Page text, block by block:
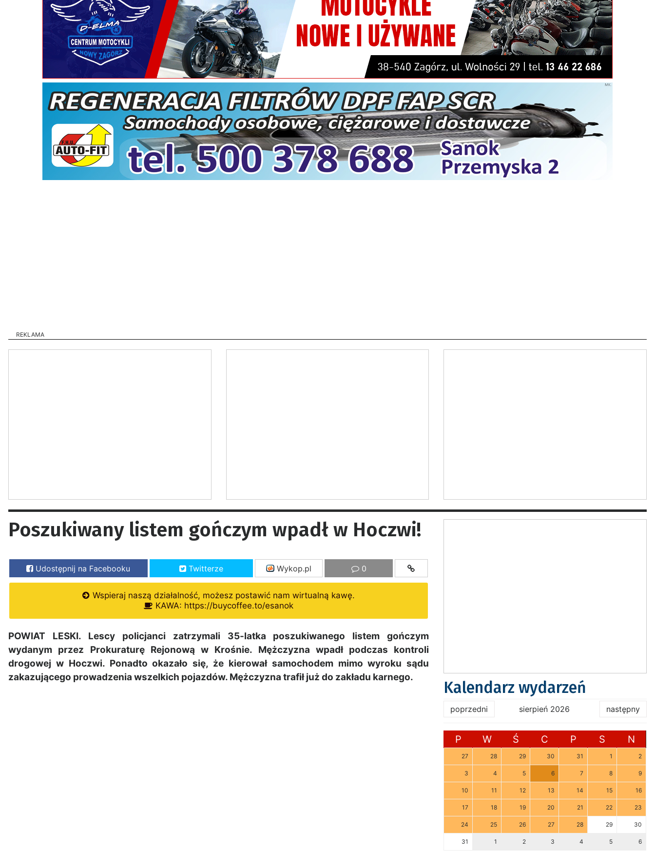
REKLAMA
Poszukiwany listem gończym wpadł w Hoczwi!
Udostępnij na Facebooku Twitterze Wykop.pl 0
Wspieraj naszą działalność, możesz postawić nam wirtualną kawę.
KAWA: https://buycoffee.to/esanok
POWIAT LESKI. Lescy policjanci zatrzymali 35-latka poszukiwanego listem gończym
wydanym przez Prokuraturę Rejonową w Krośnie. Mężczyzna wpadł podczas kontroli
drogowej w Hoczwi. Ponadto okazało się, że kierował samochodem mimo wyroku sądu
zakazującego prowadzenia wszelkich pojazdów. Mężczyzna trafił już do zakładu karnego.
Kalendarz wydarzeń
poprzedni sierpień 2026 następny
P W Ś C P S N
27 28 29 30 31 1 2
3 4 5 6 7 8 9
10 11 12 13 14 15 16
17 18 19 20 21 22 23
24 25 26 27 28 29 30
31 1 2 3 4 5 6